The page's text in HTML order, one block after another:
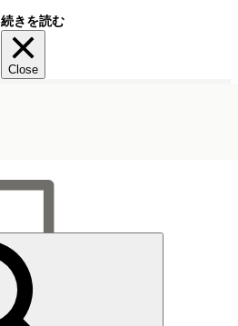
続きを読む
Close